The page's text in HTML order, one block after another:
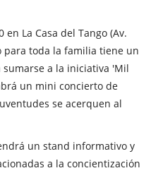
La Casa del Tango (Av.
para toda la familia tiene un
a la iniciativa 'Mil
un mini concierto de
se acerquen al
un stand informativo y
a la concientización